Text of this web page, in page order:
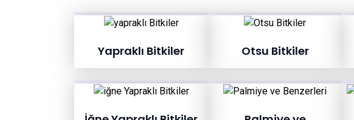
Yapraklı Bitkiler Otsu Bitkiler